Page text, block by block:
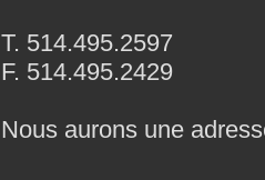
T. 514.495.2597
F. 514.495.2429
Nous aurons une